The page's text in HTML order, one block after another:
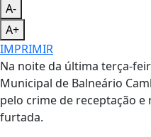
A-
A+
IMPRIMIR
Na noite da última terça-
Municipal de Balneário
pelo crime de receptação
furtada.